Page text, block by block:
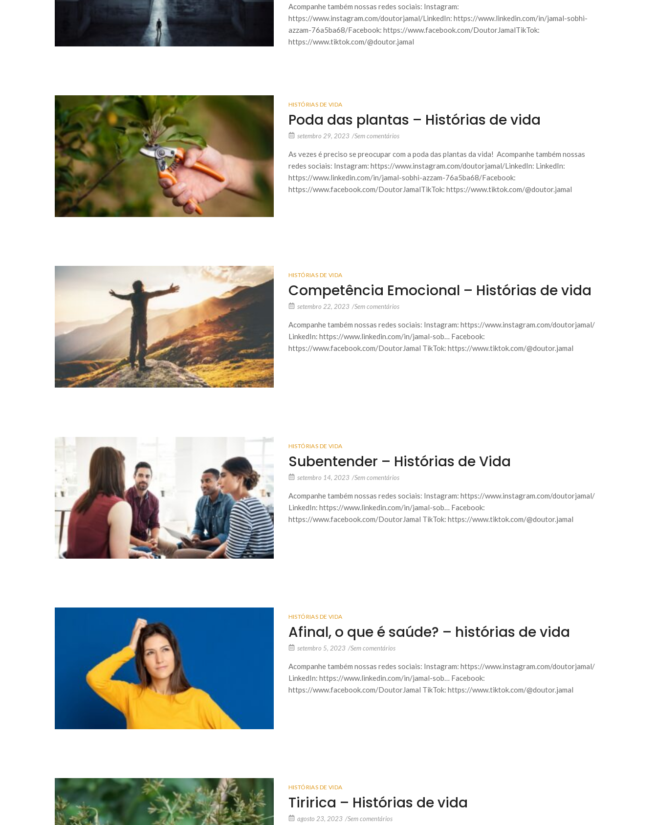
Acompanhe também nossas redes sociais: Instagram:
https://www.instagram.com/doutorjamal/LinkedIn: https://www.linkedin.com/in/jamal-sobhi-
azzam-76a5ba68/Facebook: https://www.facebook.com/DoutorJamalTikTok:
https://www.tiktok.com/@doutor.jamal
HISTÓRIAS DE VIDA
Poda das plantas – Histórias de vida
setembro 29, 2023 /Sem comentários
As vezes é preciso se preocupar com a poda das plantas da vida! Acompanhe também nossas
redes sociais: Instagram: https://www.instagram.com/doutorjamal/LinkedIn: LinkedIn:
https://www.linkedin.com/in/jamal-sobhi-azzam-76a5ba68/Facebook:
https://www.facebook.com/DoutorJamalTikTok: https://www.tiktok.com/@doutor.jamal
HISTÓRIAS DE VIDA
Competência Emocional – Histórias de vida
setembro 22, 2023 /Sem comentários
Acompanhe também nossas redes sociais: Instagram: https://www.instagram.com/doutorjamal/
LinkedIn: https://www.linkedin.com/in/jamal-sob… Facebook:
https://www.facebook.com/DoutorJamal TikTok: https://www.tiktok.com/@doutor.jamal
HISTÓRIAS DE VIDA
Subentender – Histórias de Vida
setembro 14, 2023 /Sem comentários
Acompanhe também nossas redes sociais: Instagram: https://www.instagram.com/doutorjamal/
LinkedIn: https://www.linkedin.com/in/jamal-sob… Facebook:
https://www.facebook.com/DoutorJamal TikTok: https://www.tiktok.com/@doutor.jamal
HISTÓRIAS DE VIDA
Afinal, o que é saúde? – histórias de vida
setembro 5, 2023 /Sem comentários
Acompanhe também nossas redes sociais: Instagram: https://www.instagram.com/doutorjamal/
LinkedIn: https://www.linkedin.com/in/jamal-sob… Facebook:
https://www.facebook.com/DoutorJamal TikTok: https://www.tiktok.com/@doutor.jamal
HISTÓRIAS DE VIDA
Tiririca – Histórias de vida
agosto 23, 2023 /Sem comentários